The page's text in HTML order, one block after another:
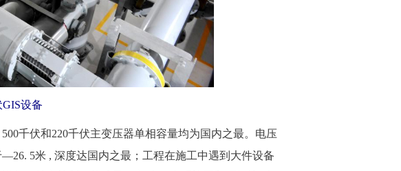
设备
千伏和220千伏主变压器单相容量均为国内之最。电压
5米 , 深度达国内之最；工程在施工中遇到大件设备